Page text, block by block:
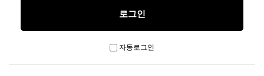
자동로그인